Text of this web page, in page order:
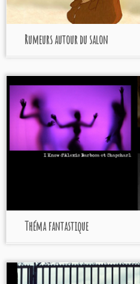
Rumeurs autour du salon
Théma fantastique